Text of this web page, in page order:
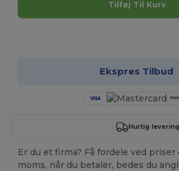
Tilføj Til Kurv
Ekspres Tilbud
Hurtig levering
Er du et firma? Få fordele ved priser
moms, når du betaler, bedes du